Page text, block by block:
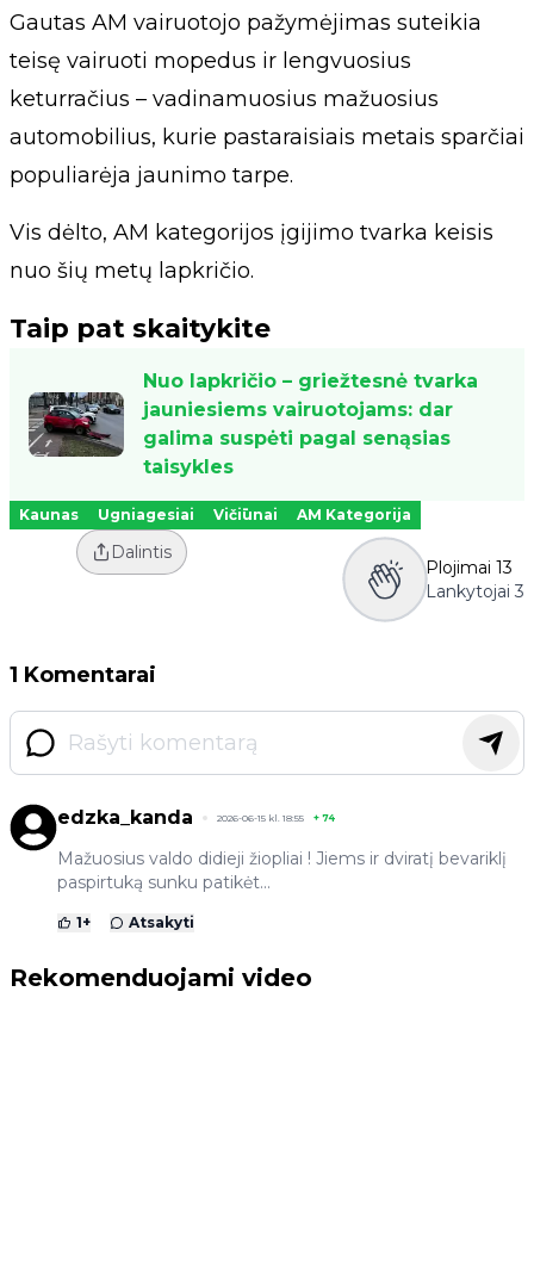
Gautas AM vairuotojo pažymėjimas suteikia
teisę vairuoti mopedus ir lengvuosius
keturračius – vadinamuosius mažuosius
automobilius, kurie pastaraisiais metais sparčiai
populiarėja jaunimo tarpe.
Vis dėlto, AM kategorijos įgijimo tvarka keisis
nuo šių metų lapkričio.
Taip pat skaitykite
Nuo lapkričio – griežtesnė tvarka
jauniesiems vairuotojams: dar
galima suspėti pagal senąsias
taisykles
Kaunas Ugniagesiai Vičiūnai AM Kategorija
Dalintis
Plojimai 13
Lankytojai 3
1 Komentarai
edzka_kanda 2026-06-15 kl. 18:55 + 74
Mažuosius valdo didieji žiopliai ! Jiems ir dviratį bevariklį
paspirtuką sunku patikėt...
1+ Atsakyti
Rekomenduojami video